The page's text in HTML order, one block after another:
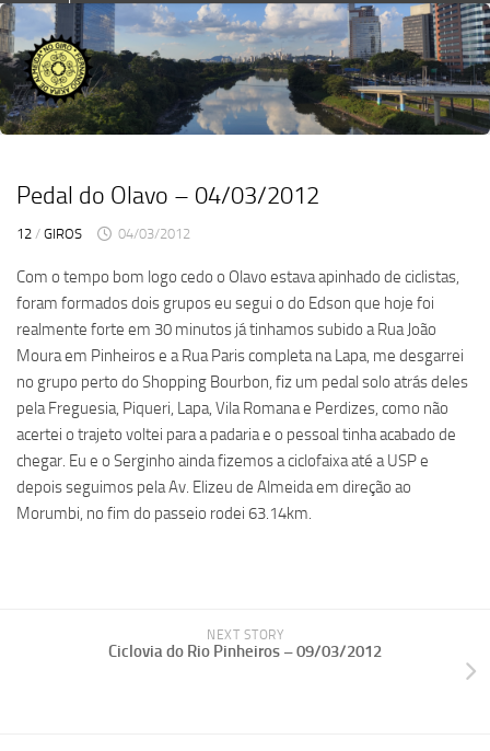
Skip
to
content
Pedal do Olavo – 04/03/2012
12 / GIROS 04/03/2012
Com o tempo bom logo cedo o Olavo estava apinhado de ciclistas,
foram formados dois grupos eu segui o do Edson que hoje foi
realmente forte em 30 minutos já tinhamos subido a Rua João
Moura em Pinheiros e a Rua Paris completa na Lapa, me desgarrei
no grupo perto do Shopping Bourbon, fiz um pedal solo atrás deles
pela Freguesia, Piqueri, Lapa, Vila Romana e Perdizes, como não
acertei o trajeto voltei para a padaria e o pessoal tinha acabado de
chegar. Eu e o Serginho ainda fizemos a ciclofaixa até a USP e
depois seguimos pela Av. Elizeu de Almeida em direção ao
Morumbi, no fim do passeio rodei 63.14km.
NEXT STORY
Ciclovia do Rio Pinheiros – 09/03/2012